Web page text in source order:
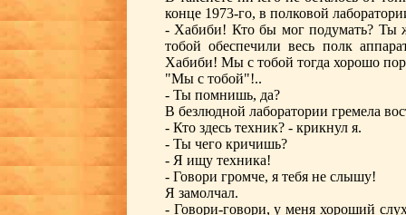
конце 1973-го, в полковой
- Хабиби! Кто бы мог подумать?
тобой обеспечили весь полк
Хабиби! Мы с тобой тогда хорошо
"Мы с тобой"!..
- Ты помнишь, да?
В безлюдной лаборатории гремела
- Кто здесь техник? - крикнул я.
- Ты чего кричишь?
- Я ищу техника!
- Говори громче, я тебя не слышу!
Я замолчал.
- Говори-говори, у меня хороший